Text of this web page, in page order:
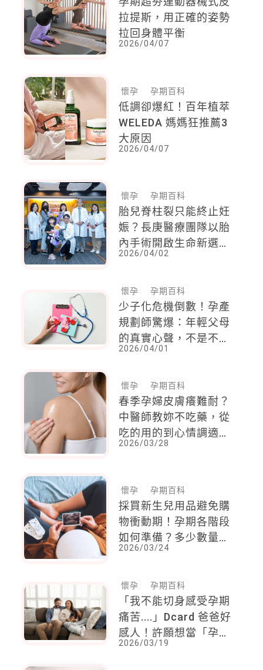
拉提斯，用正確的姿勢
拉回身體平衡
2026/04/07
懷孕 孕期百科
低調卻爆紅！百年植萃
WELEDA 媽媽狂推薦3
大原因
2026/04/07
懷孕 孕期百科
胎兒脊柱裂只能終止妊
娠？長庚醫療團隊以胎
內手術開啟生命新選
擇，改寫寶寶「非癱即
2026/04/02
懷孕 孕期百科
少子化危機倒數！孕產
規劃師驚爆：年輕父母
的真實心聲，不是不想
生，而是不敢生！
2026/04/01
懷孕 孕期百科
春季孕婦皮膚癢難耐？
中醫師教妳不吃藥，從
吃的用的到心情調適，
提供溫和調養4大對策
2026/03/28
懷孕 孕期百科
採買新生兒用品避免購
物衝動期！孕期各階段
如何準備？多少數量？
護理長幫你整理清單
2026/03/24
懷孕 孕期百科
「我不能切身感受孕期
痛苦....」Dcard 爸爸好
感人！許願想當「孕期
超人」！引來神隊友爸
2026/03/19